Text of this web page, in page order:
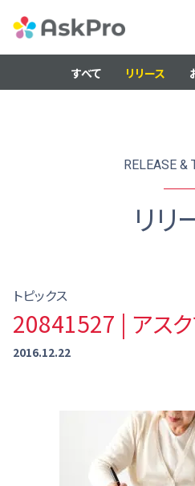
すべて リリース
RELEASE &
リリ
トピックス
20841527 | アス
2016.12.22